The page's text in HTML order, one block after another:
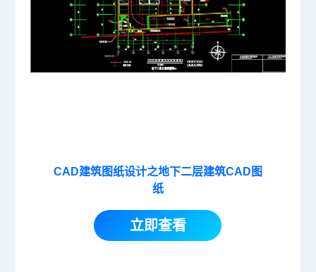
CAD建筑图纸设计之地下二层建筑CAD图
纸
立即查看